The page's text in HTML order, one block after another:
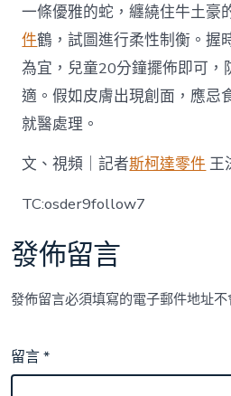
一條優雅的蛇，纏繞住牛土豪
件鶴，試圖進行柔性制衡。握
為宜，兒童20分鐘擺佈即可，
適。假如皮膚出現創面，應忌
就醫處理。
文、視頻｜記者斯柯達零件 王
TC:osder9follow7
發佈留言
發佈留言必須填寫的電子郵件地址不
留言*